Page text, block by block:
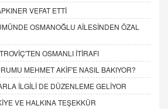
VEFAT ETTİ
OSMANOĞLU AİLESİNDEN ÖZAL
OSMANLI İTİRAFI
MEHMET AKİF'E NASIL BAKIYOR?
İLGİLİ DE DÜZENLEME GELİYOR
VE HALKINA TEŞEKKÜR